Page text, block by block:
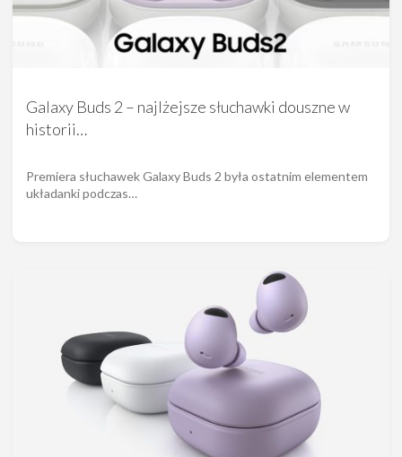
Galaxy Buds 2 – najlżejsze słuchawki douszne w
historii…
Premiera słuchawek Galaxy Buds 2 była ostatnim elementem
układanki podczas…